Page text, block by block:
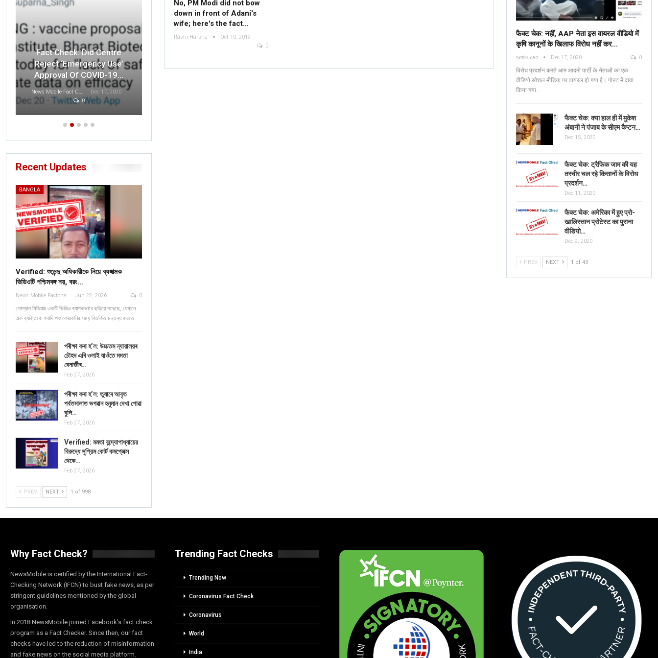
No, PM Modi did not bow
down in front of Adani's
wife; here's the fact…
Rashi Harsha
Oct 10, 2019
0
फैक्ट चेक: नहीं, AAP नेता इस वायरल वीडियो में
कृषि कानूनों के खिलाफ विरोध नहीं कर…
प्रशांत टम्टा Dec 17, 2020 0
विरोध प्रदर्शन करते आम आदमी पार्टी के नेताओं का एक
वीडियो सोशल मीडिया पर वायरल हो गया है। पोस्ट में दावा
किया गया…
फैक्ट चेक: क्या हाल ही में मुकेश
अंबानी ने पंजाब के सीएम कैप्टन…
Dec 15, 2020
फैक्ट चेक: ट्रैफिक जाम की यह
तस्वीर चल रहे किसानों के विरोध
प्रदर्शन…
Dec 11, 2020
फैक्ट चेक: अमेरिका में हुए प्रो-
खालिस्तान प्रोटेस्ट का पुराना
वीडियो…
Dec 9, 2020
PREV NEXT 1 of 43
Fact Check: Did Centre
Reject ‘Emergency Use’
Approval Of COVID-19…
News Mobile Fact Check Bureau
Dec 17, 2020
0
Fact Check: Old Pictures Of
Fact Check: No, AAP
Leaders Are NOT
Protesting Against Farm
Laws In The Viral…
ব্যঙ্গাত্মক ভিডিওটি
Recent Updates
BANGLA
Verified: শুভেন্দু অধিকারীকে নিয়ে ব্যঙ্গাত্মক
ভিডিওটি পশ্চিমবঙ্গ নয়, বরং…
News Mobile Factcheck Bureau Jun 22, 2026 0
সোশ্যাল মিডিয়ায় একটি ভিডিও ব্যাপকভাবে ছড়িয়ে পড়েছে, যেখানে
এক ব্যক্তিকে গবাদি পশু কোরবানির সময় বিতর্কিত মন্তব্য করতে…
পৰীক্ষা কৰা হ’ল: উচ্চতম ন্যায়ালয়ৰ
চৌহদ এৰি ওলাই যাওঁতে মমতা
বেনাৰ্জীৰ…
Feb 27, 2026
পৰীক্ষা কৰা হ’ল: তুষাৰে আবৃত
পৰ্বতমালাত ভগৱান হনুমান দেখা পোৱা
বুলি…
Feb 27, 2026
Verified: মমতা বন্দ্যোপাধ্যায়ের
বিরুদ্ধে সুপ্রিম কোর্ট কমপ্লেক্স
থেকে…
Feb 27, 2026
PREV NEXT 1 of 998
Why Fact Check?
NewsMobile is certified by the International Fact-
Checking Network (IFCN) to bust fake news, as per
stringent guidelines mentioned by the global
organisation.
In 2018 NewsMobile joined Facebook’s fact check
program as a Fact Checker. Since then, our fact
checks have led to the reduction of misinformation
and fake news on the social media platform.
Trending Fact Checks
Trending Now
Coronavirus Fact Check
Coronavirus
World
India